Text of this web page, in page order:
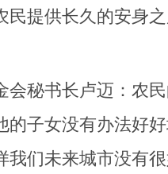
民提供长久的安身
秘书长卢迈：农民
的子女没有办法好
我们未来城市没有